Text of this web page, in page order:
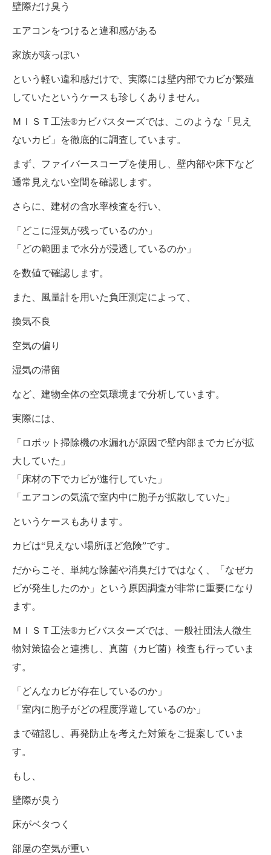
壁際だけ臭う
エアコンをつけると違和感がある
家族が咳っぽい
という軽い違和感だけで、実際には壁内部でカビが繁殖
していたというケースも珍しくありません。
ＭＩＳＴ工法®カビバスターズでは、このような「見え
ないカビ」を徹底的に調査しています。
まず、ファイバースコープを使用し、壁内部や床下など
通常見えない空間を確認します。
さらに、建材の含水率検査を行い、
「どこに湿気が残っているのか」
「どの範囲まで水分が浸透しているのか」
を数値で確認します。
また、風量計を用いた負圧測定によって、
換気不良
空気の偏り
湿気の滞留
など、建物全体の空気環境まで分析しています。
実際には、
「ロボット掃除機の水漏れが原因で壁内部までカビが拡
大していた」
「床材の下でカビが進行していた」
「エアコンの気流で室内中に胞子が拡散していた」
というケースもあります。
カビは“見えない場所ほど危険”です。
だからこそ、単純な除菌や消臭だけではなく、「なぜカ
ビが発生したのか」という原因調査が非常に重要になり
ます。
ＭＩＳＴ工法®カビバスターズでは、一般社団法人微生
物対策協会と連携し、真菌（カビ菌）検査も行っていま
す。
「どんなカビが存在しているのか」
「室内に胞子がどの程度浮遊しているのか」
まで確認し、再発防止を考えた対策をご提案していま
す。
もし、
壁際が臭う
床がベタつく
部屋の空気が重い